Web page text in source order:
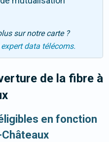
sur notre carte ?
data télécoms.
de la fibre à
en fonction